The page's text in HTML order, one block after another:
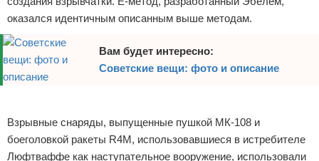
оказался идентичным описанным выше методам.
Вам будет интересно:
Советские вещи: фото и описание
Взрывные снаряды, выпущенные пушкой МК-108 и
боеголовкой ракеты R4M, использовавшиеся в истребителе
Люфтваффе как наступательное вооружение, использовали